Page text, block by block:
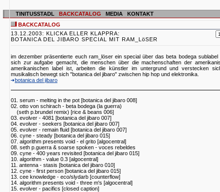
TINITUSSTADL BACKCATALOG MEDIA
KONTAKT
BACKCATALOG
13.12.2003: KLICKA ELLER KLAPPRA:
BOTANICA DEL JIBARO SPECIAL MIT RAM_LöSER
im dezember präsentierte euch ram_löser ein special über das beta bodega
sich zur aufgabe gemacht, die menschen über die machenschaften der
amerikanischen label ist, arbeiten die künstler im untergrund und verstecken
musikalisch bewegt sich "botanica del jibaro" zwischen hip hop und elektronika.
botanica del jibaro
01. serum - melting in the pot [botanica del jibaro 008]
02. otto von schirach - beta bodega (la guerra)
(seth p.brundel remix) [rice & beans 006]
03. evolver - 4081 [botanica del jibaro 007]
04. evolver - seekers [botanica del jibaro 007]
05. evolver - remain fluid [botanica del jibaro 007]
06. cyne - steady [botanica del jibaro 015]
07. algorithm presents void - el grito [algocentral]
08. seth p.guerra & soarse spoken - voces rebeldes
09. cyne - 400 years revisited [botanica del jibaro 015]
10. algorithm - value 0.3 [algocentral]
11. antenna - stasis [botanica del jibaro 010]
12. cyne - first person [botanica del jibaro 015]
13. cee knowledge - eco/slydarb [counterflow]
14. algorithm presents void - three m's [algocentral]
15. evolver - pacifics [closed caption]